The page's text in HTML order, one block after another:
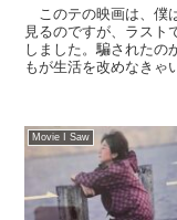
このテの映画は、僕
見るのですが、ラスト
しました。騙された
もが生活を改めなきゃ
Movie I Saw